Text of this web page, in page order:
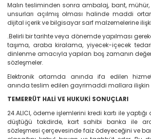
Malın tesliminden sonra ambalaj, bant,
unsurları açılmış olması halinde maddi
dijital içerik ve bilgisayar sarf malzemelerine
.Belirli bir tarihte veya dönemde yapılması
taşıma, araba kiralama, yiyecek-içecek
dinlenme amacıyla yapılan boş zamanın
sözleşmeler.
Elektronik ortamda anında ifa edilen
anında teslim edilen gayrimaddi mallara ilişkin
TEMERRÜT HALİ VE HUKUKİ SONUÇLARI
24.ALICI, ödeme işlemlerini kredi kartı ile
düştüğü takdirde, kart sahibi banka ile
sözleşmesi çerçevesinde faiz ödeyeceğini ve